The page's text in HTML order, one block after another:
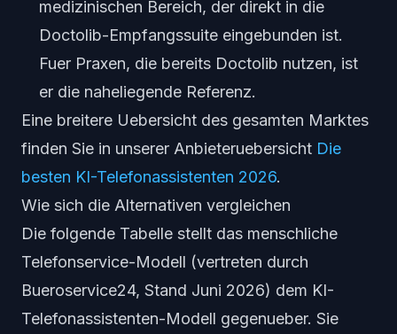
medizinischen Bereich, der direkt in die
Doctolib-Empfangssuite eingebunden ist.
Fuer Praxen, die bereits Doctolib nutzen, ist
er die naheliegende Referenz.
Eine breitere Uebersicht des gesamten Marktes
finden Sie in unserer Anbieteruebersicht Die
besten KI-Telefonassistenten 2026.
Wie sich die Alternativen vergleichen
Die folgende Tabelle stellt das menschliche
Telefonservice-Modell (vertreten durch
Bueroservice24, Stand Juni 2026) dem KI-
Telefonassistenten-Modell gegenueber. Sie